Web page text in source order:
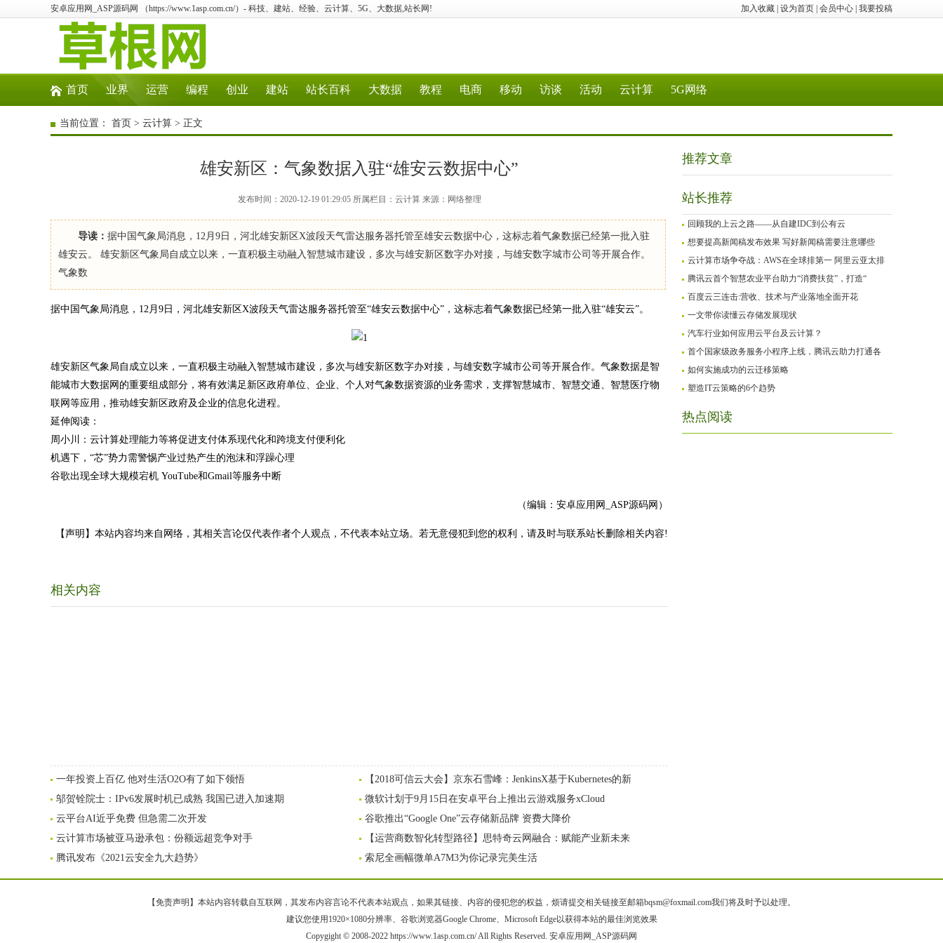
加入收藏 设为首页 会员中心 我要投稿
安卓应用网_ASP源码网 （https://www.1asp.com.cn/）- 科技、建站、经验、云计算、5G、大数据,站长网!
首页 业界 运营 编程 创业 建站 站长百科 大数据 教程 电商 移动 访谈 活动 云计算 5G网络
当前位置： 首页 > 云计算 > 正文
雄安新区：气象数据入驻“雄安云数据中心”
发布时间：2020-12-19 01:29:05 所属栏目：云计算 来源：网络整理
导读： 据中国气象局消息，12月9日，河北雄安新区X波段天气雷达服务器托管至雄安云数据中心，这标志着气象数据已经第一批入驻
雄安云。 雄安新区气象局自成立以来，一直积极主动融入智慧城市建设，多次与雄安新区数字办对接，与雄安数字城市公司等开展合作。
气象数
据中国气象局消息，12月9日，河北雄安新区X波段天气雷达服务器托管至“雄安云数据中心”，这标志着气象数据已经第一批入驻“雄安云”。
雄安新区气象局自成立以来，一直积极主动融入智慧城市建设，多次与雄安新区数字办对接，与雄安数字城市公司等开展合作。气象数据是智
能城市大数据网的重要组成部分，将有效满足新区政府单位、企业、个人对气象数据资源的业务需求，支撑智慧城市、智慧交通、智慧医疗物
联网等应用，推动雄安新区政府及企业的信息化进程。
延伸阅读：
周小川：云计算处理能力等将促进支付体系现代化和跨境支付便利化
机遇下，“芯”势力需警惕产业过热产生的泡沫和浮躁心理
谷歌出现全球大规模宕机 YouTube和Gmail等服务中断
（编辑：安卓应用网_ASP源码网）
【声明】本站内容均来自网络，其相关言论仅代表作者个人观点，不代表本站立场。若无意侵犯到您的权利，请及时与联系站长删除相关内容!
相关内容
一年投资上百亿 他对生活O2O有了如下领悟
【2018可信云大会】京东石雪峰：JenkinsX基于Kubernetes的新
邬贺铨院士：IPv6发展时机已成熟 我国已进入加速期
微软计划于9月15日在安卓平台上推出云游戏服务xCloud
云平台AI近乎免费 但急需二次开发
谷歌推出“Google One”云存储新品牌 资费大降价
云计算市场被亚马逊承包：份额远超竞争对手
【运营商数智化转型路径】思特奇云网融合：赋能产业新未来
腾讯发布《2021云安全九大趋势》
索尼全画幅微单A7M3为你记录完美生活
推荐文章
站长推荐
回顾我的上云之路——从自建IDC到公有云
想要提高新闻稿发布效果 写好新闻稿需要注意哪些
云计算市场争夺战：AWS在全球排第一 阿里云亚太排
腾讯云首个智慧农业平台助力“消费扶贫”，打造“
百度云三连击:营收、技术与产业落地全面开花
一文带你读懂云存储发展现状
汽车行业如何应用云平台及云计算？
首个国家级政务服务小程序上线，腾讯云助力打通各
如何实施成功的云迁移策略
塑造IT云策略的6个趋势
热点阅读
【免责声明】本站内容转载自互联网，其发布内容言论不代表本站观点，如果其链接、内容的侵犯您的权益，烦请提交相关链接至邮箱bqsm@foxmail.com我们将及时予以处理。
建议您使用1920×1080分辨率、谷歌浏览器Google Chrome、Microsoft Edge以获得本站的最佳浏览效果
Copygight © 2008-2022 https://www.1asp.com.cn/ All Rights Reserved. 安卓应用网_ASP源码网